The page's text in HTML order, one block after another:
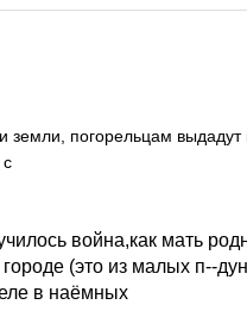
земли, погорельцам
война,как мать
(это из малых п--
в наёмных